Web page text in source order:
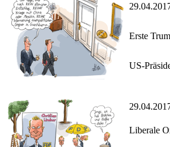
Erste
US-
Liberale